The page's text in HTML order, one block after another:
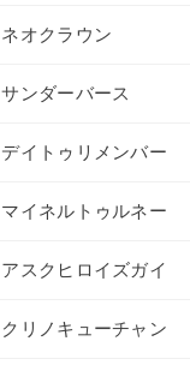
ネオクラウン
サンダーバース
デイトゥリメンバー
マイネルトゥルネー
アスクヒロイズガイ
クリノキューチャン